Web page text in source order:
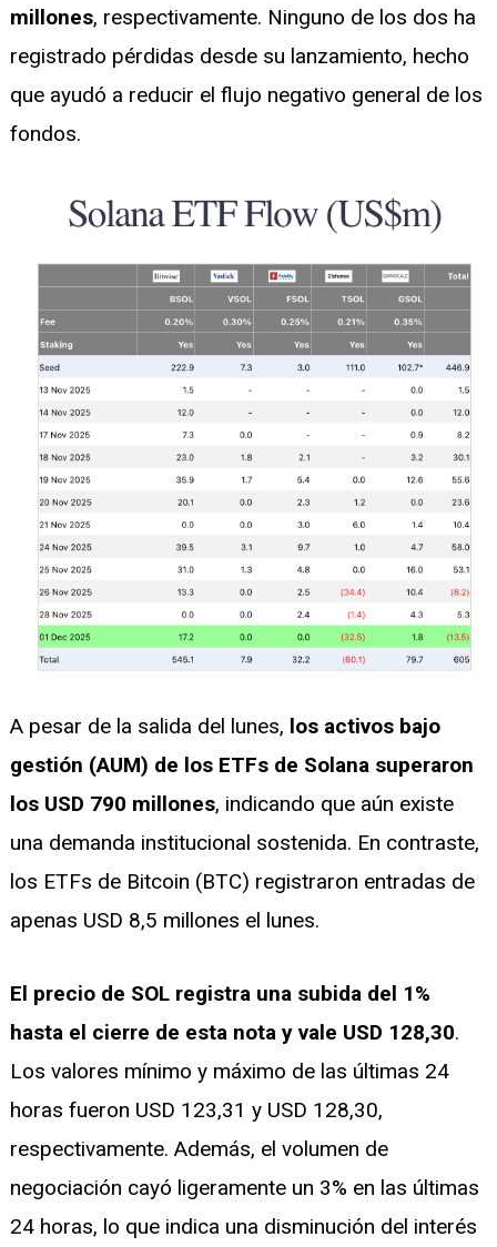
millones, respectivamente. Ninguno de los dos ha
registrado pérdidas desde su lanzamiento, hecho
que ayudó a reducir el flujo negativo general de los
fondos.
A pesar de la salida del lunes, los activos bajo
gestión (AUM) de los ETFs de Solana superaron
los USD 790 millones, indicando que aún existe
una demanda institucional sostenida. En contraste,
los ETFs de Bitcoin (BTC) registraron entradas de
apenas USD 8,5 millones el lunes.
El precio de SOL registra una subida del 1%
hasta el cierre de esta nota y vale USD 128,30.
Los valores mínimo y máximo de las últimas 24
horas fueron USD 123,31 y USD 128,30,
respectivamente. Además, el volumen de
negociación cayó ligeramente un 3% en las últimas
24 horas, lo que indica una disminución del interés